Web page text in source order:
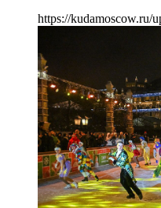
https://kudamoscow.ru/